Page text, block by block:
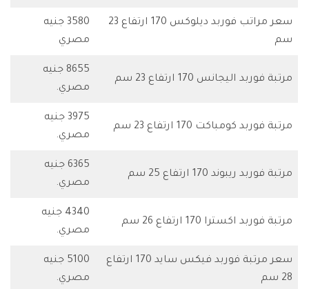
سعر مراتب فوربد ديلوكس 170 ارتفاع 23
سم
3580 جنيه
مصري
مرتبة فوربد اليجانس 170 ارتفاع 23 سم
8655 جنيه
مصري.
مرتبة فوربد كومباكت 170 ارتفاع 23 سم
3975 جنيه
مصري.
مرتبة فوربد ريبوند 170 ارتفاع 25 سم
6365 جنيه
مصري.
مرتبة فوربد اكسترا 170 ارتفاع 26 سم
4340 جنيه
مصري.
سعر مرتبة فوربد فيكس سايد 170 ارتفاع
28 سم
5100 جنيه
مصري.